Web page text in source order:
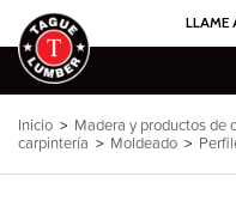
al
contenido
Inicio > Madera y productos de
carpintería > Moldeado >